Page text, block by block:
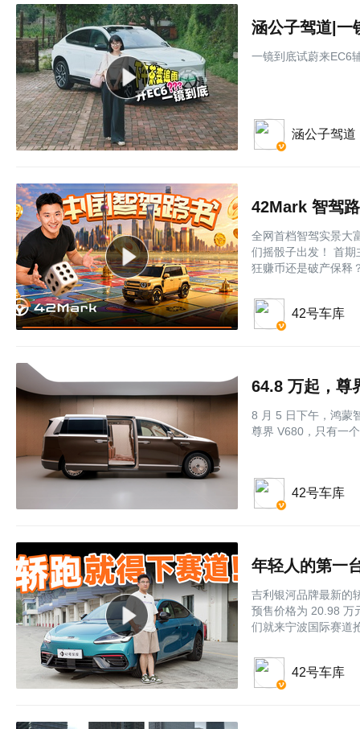
一镜到底试蔚来EC6
涵公子驾道
42Mark 智驾
全网首档智驾实景大
们摇骰子出发！ 首
狂赚币还是破产保释
42号车库
64.8 万起，尊
8 月 5 日下午，鸿蒙
尊界 V680，只有一
42号车库
年轻人的第一
吉利银河品牌最新的
预售价格为 20.98 万
们就来宁波国际赛道
42号车库